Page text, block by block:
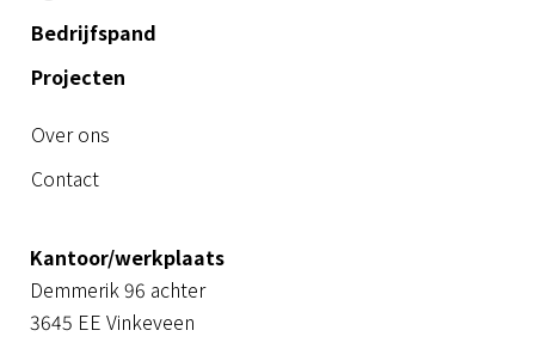
Bedrijfspand
Projecten
Over ons
Contact
Kantoor/werkplaats
Demmerik 96 achter
3645 EE Vinkeveen